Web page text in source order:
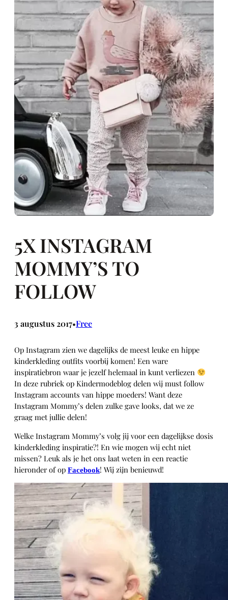
5X INSTAGRAM
MOMMY’S TO
FOLLOW
3 augustus 2017•Free
Op Instagram zien we dagelijks de meest leuke en hippe
kinderkleding outfits voorbij komen! Een ware
inspiratiebron waar je jezelf helemaal in kunt verliezen
In deze rubriek op Kindermodeblog delen wij must follow
Instagram accounts van hippe moeders! Want deze
Instagram Mommy’s delen zulke gave looks, dat we ze
graag met jullie delen!
Welke Instagram Mommy’s volg jij voor een dagelijkse dosis
kinderkleding inspiratie?! En wie mogen wij echt niet
missen? Leuk als je het ons laat weten in een reactie
hieronder of op Facebook! Wij zijn benieuwd!